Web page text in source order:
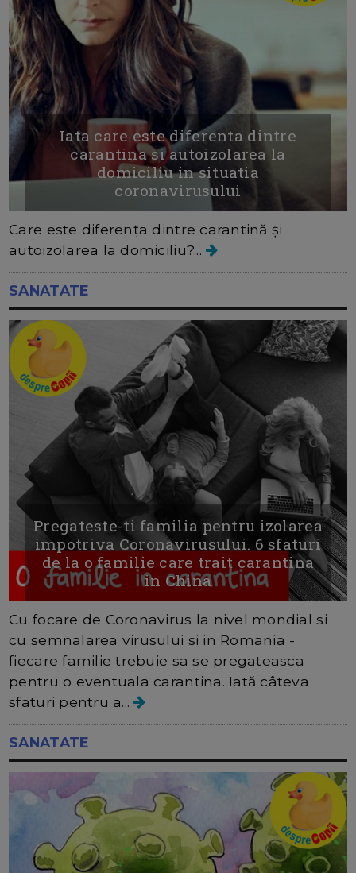
Iata care este diferenta dintre
carantina si autoizolarea la
domiciliu in situatia
coronavirusului
Care este diferența dintre carantină și
autoizolarea la domiciliu?...
SANATATE
Pregateste-ti familia pentru izolarea
impotriva Coronavirusului. 6 sfaturi
de la o familie care trait carantina
in China
Cu focare de Coronavirus la nivel mondial si
cu semnalarea virusului si in Romania -
fiecare familie trebuie sa se pregateasca
pentru o eventuala carantina. Iată câteva
sfaturi pentru a...
SANATATE